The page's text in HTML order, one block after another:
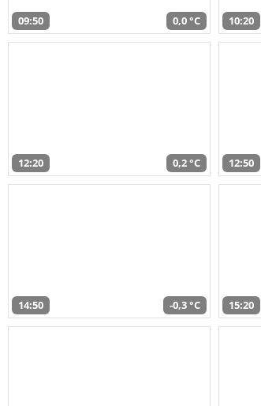
09:50 0,0 °C 10:20
12:20 0,2 °C 12:50
14:50 -0,3 °C 15:20